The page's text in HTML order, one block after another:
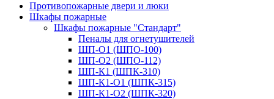
Противопожарные двери и люки
Шкафы пожарные
Шкафы пожарные "Стандарт"
Пеналы для огнетушителей
ШП-О1 (ШПО-100)
ШП-О2 (ШПО-112)
ШП-К1 (ШПК-310)
ШП-К1-О1 (ШПК-315)
ШП-К1-О2 (ШПК-320)